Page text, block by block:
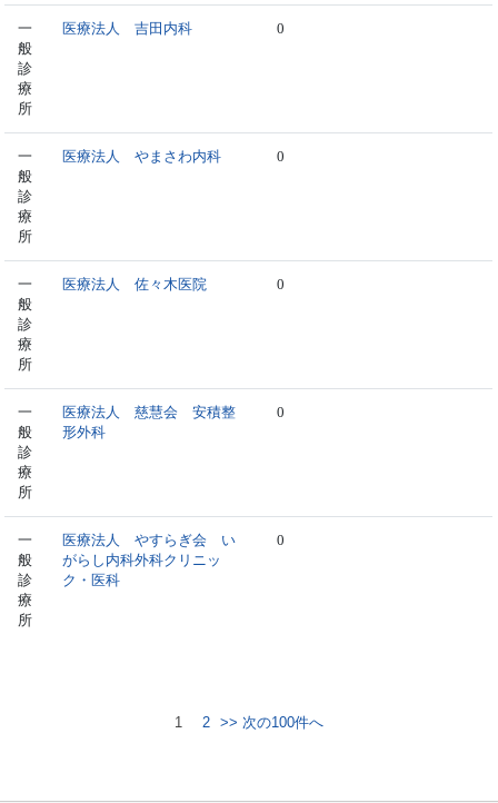
一
般
診
療
所
医療法人 吉田内科 0
一
般
診
療
所
医療法人 やまさわ内科 0
一
般
診
療
所
医療法人 佐々木医院 0
一
般
診
療
所
医療法人 慈慧会 安積整
形外科
0
一
般
診
療
所
医療法人 やすらぎ会 い
がらし内科外科クリニッ
ク・医科
0
1 2 >> 次の100件へ